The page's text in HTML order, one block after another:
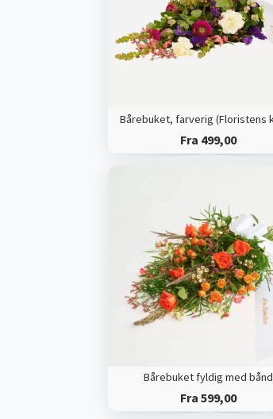
Fra 499,00
Bårebuket fyldig med bånd
Fra 599,00